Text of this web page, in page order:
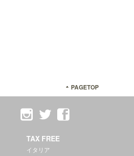
PAGETOP
TAX FREE
イタリア